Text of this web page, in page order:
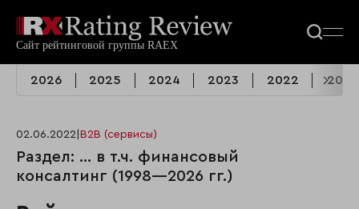
2026 2025 2024 2023 2022 2021
02.06.2022 B2B (сервисы)
Раздел: ... в т.ч. финансовый
консалтинг (1998—2026 гг.)